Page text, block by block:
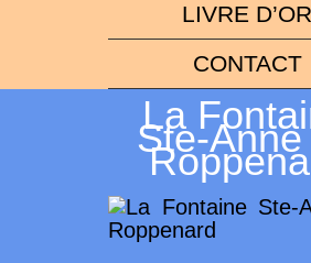
LIVRE D’OR
CONTACT
La
Ste-